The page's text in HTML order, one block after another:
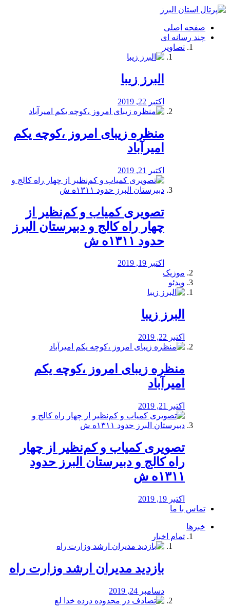
فصد
شرق
تهران
خشکشویی
صفحه اصلی
چند رسانه ای
تصاویر
البرز زیبا
اکتبر 22, 2019
منظره‌‌ زیبای امروز ،کوچه یکم
امیرآباد
اکتبر 21, 2019
️تصویری کمیاب و کم‌نظیر از
چهار راه كالج و دبيرستان البرز
حدود ۱۳۱۱ه ش
اکتبر 19, 2019
موزیک
ویدئو
البرز زیبا
اکتبر 22, 2019
منظره‌‌ زیبای امروز ،کوچه یکم
امیرآباد
اکتبر 21, 2019
️تصویری کمیاب و کم‌نظیر از چهار
راه كالج و دبيرستان البرز حدود
۱۳۱۱ه ش
اکتبر 19, 2019
تماس با ما
خبرها
تمام اخبار
بازدید مدیران ارشد وزارت راه
دسامبر 24, 2019